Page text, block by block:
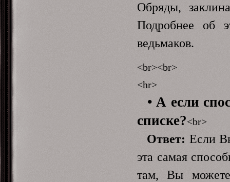
Обряды,
Подробнее об
ведьмаков.
<br><br>
<hr>
• А если
списке?<br>
Ответ: Если
эта самая
там, Вы